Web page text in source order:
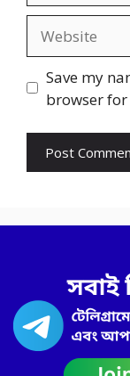
Save my
browser